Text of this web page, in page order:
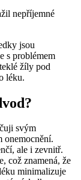
nepříjemné
jsou
s problémem
žíly pod
léku.
svým
onemocnění.
ale i zevnitř.
což znamená, že
minimalizuje